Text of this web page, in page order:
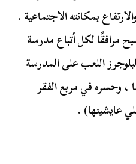
بمكانته الاجتماعية .
مرافقًا لكل أتباع مدرسة
اللعب على المدرسة
، وحسره في مربع الفقر
عايشينها) .